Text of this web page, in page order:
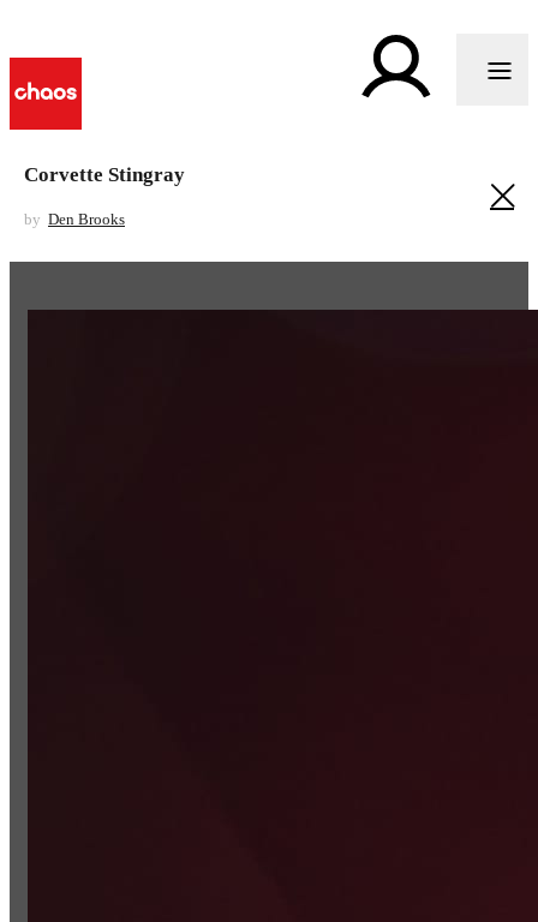
Corvette Stingray
by Den Brooks